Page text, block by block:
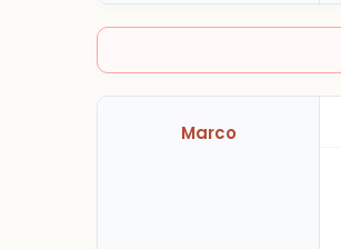
Marco